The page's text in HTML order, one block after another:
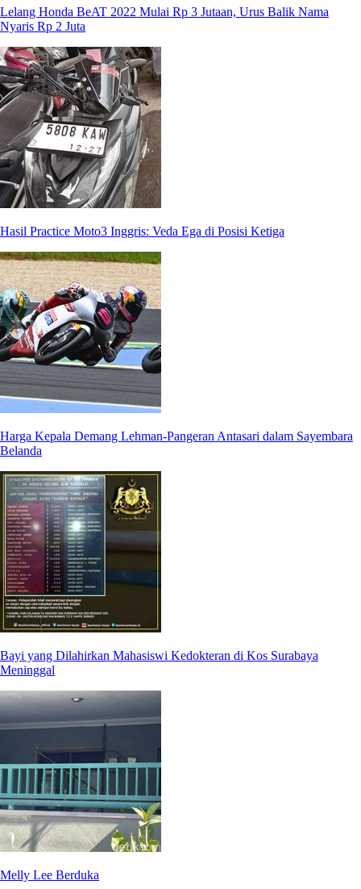
Lelang Honda BeAT 2022 Mulai Rp 3 Jutaan, Urus Balik Nama
Nyaris Rp 2 Juta
Hasil Practice Moto3 Inggris: Veda Ega di Posisi Ketiga
Harga Kepala Demang Lehman-Pangeran Antasari dalam Sayembara
Belanda
Bayi yang Dilahirkan Mahasiswi Kedokteran di Kos Surabaya
Meninggal
Melly Lee Berduka